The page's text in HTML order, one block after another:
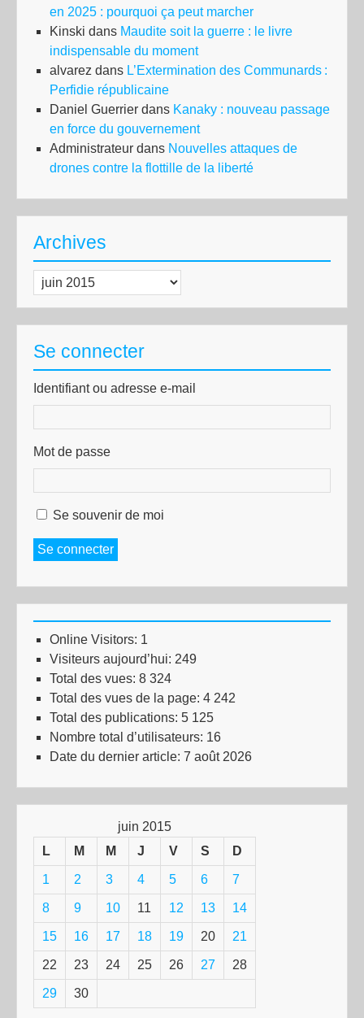
en 2025 : pourquoi ça peut marcher
Kinski dans Maudite soit la guerre : le livre
indispensable du moment
alvarez dans L’Extermination des Communards :
Perfidie républicaine
Daniel Guerrier dans Kanaky : nouveau passage
en force du gouvernement
Administrateur dans Nouvelles attaques de
drones contre la flottille de la liberté
Archives
Archives
Se connecter
Identifiant ou adresse e-mail
Mot de passe
Se souvenir de moi
Se connecter
Online Visitors: 1
Visiteurs aujourd’hui: 249
Total des vues: 8 324
Total des vues de la page: 4 242
Total des publications: 5 125
Nombre total d’utilisateurs: 16
Date du dernier article: 7 août 2026
juin 2015
L
M M J V S D
1 2 3 4 5 6 7
8 9 10 11 12 13 14
15 16 17 18 19 20 21
22 23 24 25 26 27 28
29 30